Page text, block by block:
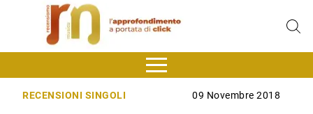
RECENSIONI SINGOLI 09 Novembre 2018